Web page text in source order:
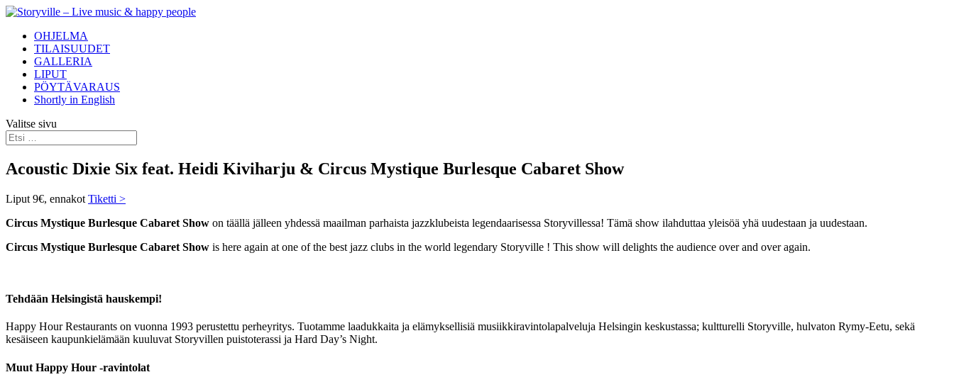
OHJELMA
TILAISUUDET
GALLERIA
LIPUT
PÖYTÄVARAUS
Shortly in English
Valitse sivu
Acoustic Dixie Six feat. Heidi Kiviharju & Circus Mystique Burlesque Cabaret Show
Liput 9€, ennakot Tiketti >
Circus Mystique Burlesque Cabaret Show on täällä jälleen yhdessä maailman parhaista jazzklubeista legendaarisessa Storyvillessa! Tämä show ilahduttaa yleisöä yhä uudestaan ​​ja uudestaan.
Circus Mystique Burlesque Cabaret Show is here again at one of the best jazz clubs in the world legendary Storyville ! This show will delights the audience over and over again.
Tehdään Helsingistä hauskempi!
Happy Hour Restaurants on vuonna 1993 perustettu perheyritys. Tuotamme laadukkaita ja elämyksellisiä musiikkiravintolapalveluja Helsingin keskustassa; kultturelli Storyville, hulvaton Rymy-Eetu, sekä
kesäiseen kaupunkielämään kuuluvat Storyvillen puistoterassi ja Hard Day’s Night.
Muut Happy Hour -ravintolat